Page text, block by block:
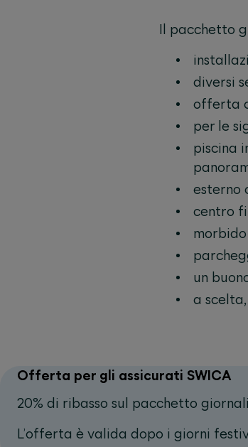
Il pacchetto
diversi
offerta
per le
piscina
esterno
centro
un
a
Offerta per gli assicurati SWICA
20% di ribasso sul pacchetto
L’offerta è valida dopo i giorni